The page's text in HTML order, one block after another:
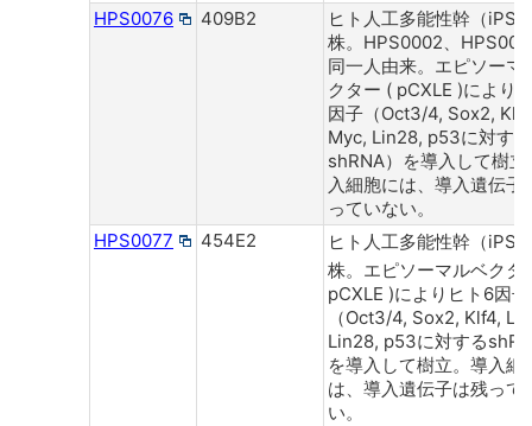
HPS0076
409B2
ヒト人工多能性幹（iPS
株。HPS0002、
同一人由来。エピソーマ
クター ( pCXLE )により
因子（Oct3/4, Sox2,
Myc, Lin28, p53に対する
shRNA）を導入して樹立
入細胞には、導入遺伝子
っていない。
HPS0077
454E2
ヒト人工多能性幹（iPS
株。エピソーマルベクタ
pCXLE )によりヒト6因子
（Oct3/4, Sox2, Klf4, L-
Lin28, p53に対する
を導入して樹立。導入細
は、導入遺伝子は残って
い。